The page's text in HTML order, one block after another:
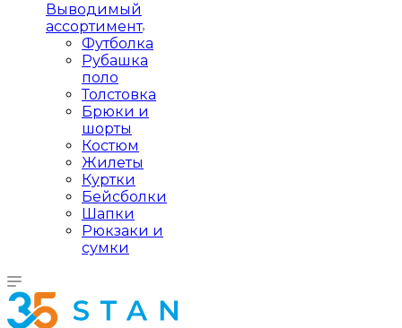
Выводимый
ассортимент
Футболка
Рубашка
поло
Толстовка
Брюки и
шорты
Костюм
Жилеты
Куртки
Бейсболки
Шапки
Рюкзаки и
сумки